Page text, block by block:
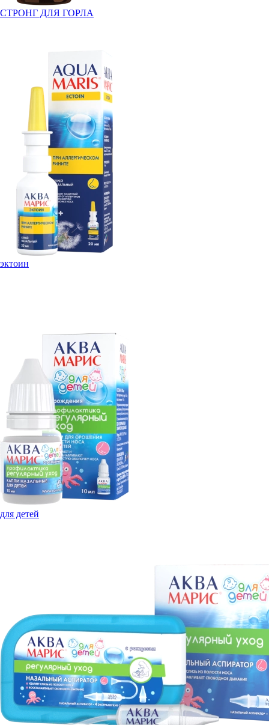
СТРОНГ ДЛЯ ГОРЛА
эктоин
для детей